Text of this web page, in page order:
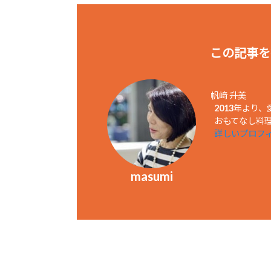
この記事
masumi
帆﨑 升美
2013年より、
おもてなし料
詳しいプロフ